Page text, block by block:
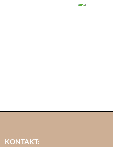
KONTAKT: